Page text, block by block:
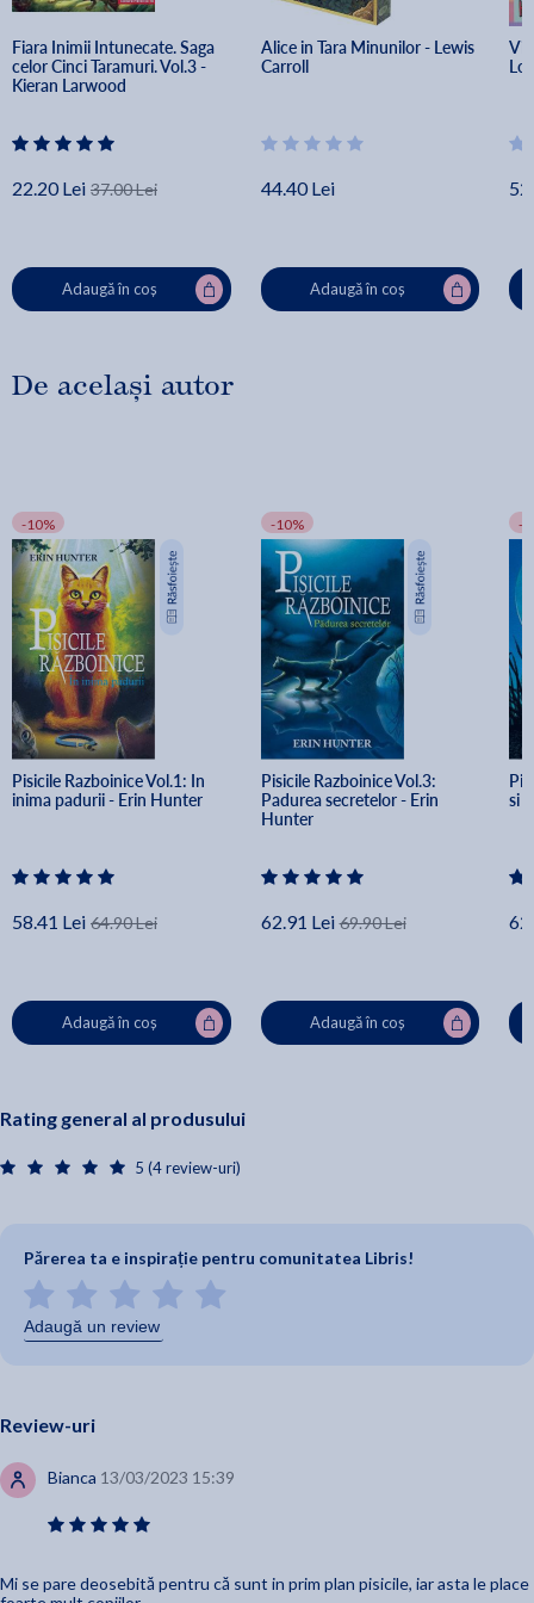
Fiara Inimii Intunecate. Saga
celor Cinci Taramuri. Vol.3 -
Kieran Larwood
22.20 Lei 37.00 Lei
Adaugă în coș
Alice in Tara Minunilor - Lewis
Carroll
44.40 Lei
Adaugă în coș
De același autor
-10%
Pisicile Razboinice Vol.1: In
inima padurii - Erin Hunter
58.41 Lei 64.90 Lei
Adaugă în coș
-10%
Pisicile Razboinice Vol.3:
Padurea secretelor - Erin
Hunter
62.91 Lei 69.90 Lei
Adaugă în coș
-
si
Rating general al produsului
5 (4 review-uri)
Părerea ta e inspirație pentru comunitatea Libris!
Adaugă un review
Review-uri
Bianca 13/03/2023 15:39
Mi se pare deosebită pentru că sunt in prim plan pisicile, iar asta le place